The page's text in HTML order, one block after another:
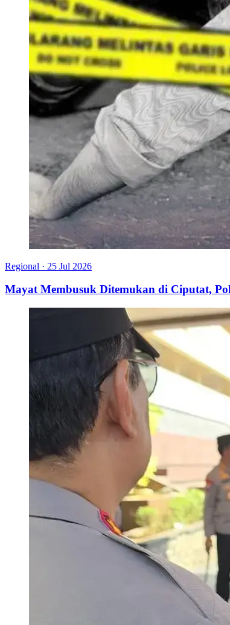
Regional · 25 Jul 2026
Mayat Membusuk Ditemukan di Ciputat,